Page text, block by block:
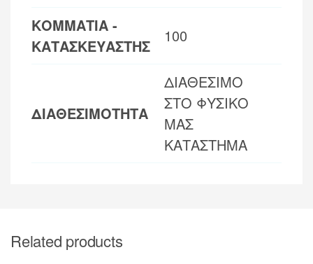
ΚΟΜΜΑΤΙΑ -
ΚΑΤΑΣΚΕΥΑΣΤΗΣ
100
ΔΙΑΘΕΣΙΜΟΤΗΤΑ
ΔΙΑΘΕΣΙΜΟ
ΣΤΟ ΦΥΣΙΚΟ
ΜΑΣ
ΚΑΤΑΣΤΗΜΑ
Related products